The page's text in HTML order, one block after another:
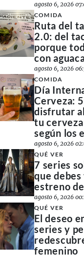
agosto 6, 2026
COMIDA
Ruta del
2.0: del
porque
con
agosto 6, 2026
COMIDA
Día
Cerveza:
disfrutar
tu
según los
agosto 6, 2026
QUÉ VER
7 series
que
estreno de
agosto 6, 2026
QUÉ VER
El deseo
series y
femenino